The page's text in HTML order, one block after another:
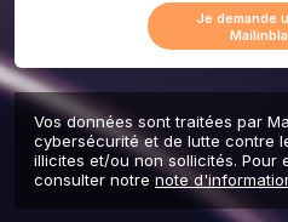
90% des attaques
Vos données sont traitées par
cybersécurité et de lutte contre
illicites et/ou non sollicités. Pour
consulter notre note